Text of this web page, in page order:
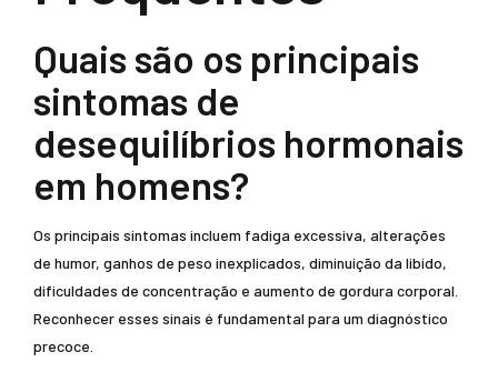
Quais são os principais
sintomas de
desequilíbrios hormonais
em homens?
Os principais sintomas incluem fadiga excessiva, alterações
de humor, ganhos de peso inexplicados, diminuição da libido,
dificuldades de concentração e aumento de gordura corporal.
Reconhecer esses sinais é fundamental para um diagnóstico
precoce.